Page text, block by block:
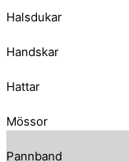
Halsdukar
Handskar
Hattar
Mössor
Pannband